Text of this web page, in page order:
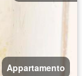
Appartamento